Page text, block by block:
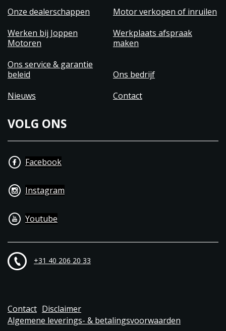
Onze dealerschappen
Motor verkopen of inruilen
Werken bij Joppen
Motoren
Werkplaats afspraak
maken
Ons service & garantie
beleid
Ons bedrijf
Nieuws
Contact
VOLG ONS
Facebook
Instagram
Youtube
+31 40 206 20 33
Contact Disclaimer
Algemene leverings- & betalingsvoorwaarden